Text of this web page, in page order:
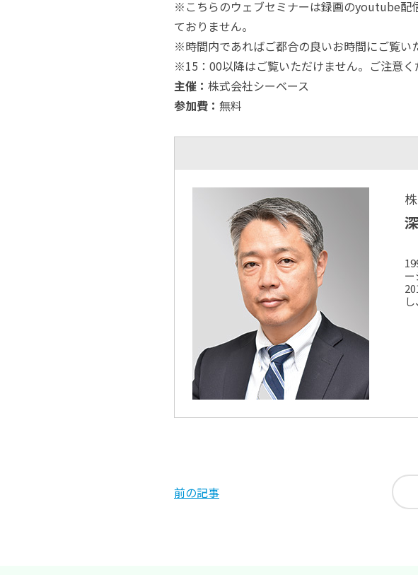
※こちらのウェブセミナーは録画のyoutube配
ておりません。
※時間内であればご都合の良いお時間にご覧い
※15：00以降はご覧いただけません。ご注意く
主催： 株式会社シーベース
参加費： 無料
ー
前の記事